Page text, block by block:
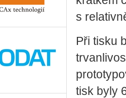
s
Při tisku
tisk byly